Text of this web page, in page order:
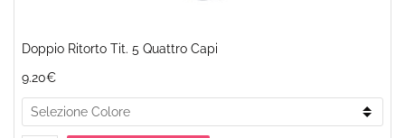
Doppio Ritorto Tit. 5 Quattro Capi
9.20€